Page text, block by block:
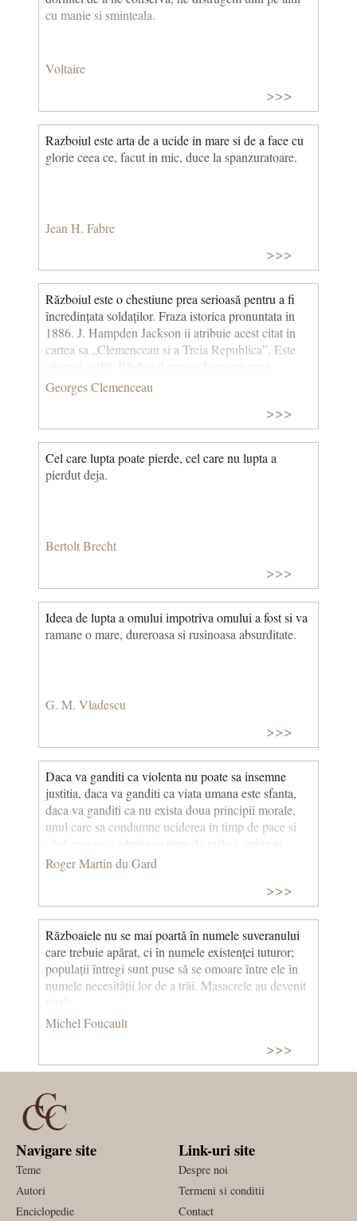
cu manie si sminteala.
Voltaire
>>>
Razboiul este arta de a ucide in mare si de a face cu
glorie ceea ce, facut in mic, duce la spanzuratoare.
Jean H. Fabre
>>>
Războiul este o chestiune prea serioasă pentru a fi
încredințata soldaților. Fraza istorica pronuntata in
1886. J. Hampden Jackson ii atribuie acest citat in
cartea sa „Clemenceau si a Treia Republica”. Este
citata si astfel: Războiul este o chestiune prea
serioasă pentru a fi încredințata generalilor”. Uneori
este atribuita lui Talleyrand si Briand. © CCC
Georges Clemenceau
>>>
Cel care lupta poate pierde, cel care nu lupta a
pierdut deja.
Bertolt Brecht
>>>
Ideea de lupta a omului impotriva omului a fost si va
ramane o mare, dureroasa si rusinoasa absurditate.
G. M. Vladescu
>>>
Daca va ganditi ca violenta nu poate sa insemne
justitia, daca va ganditi ca viata umana este sfanta,
daca va ganditi ca nu exista doua principii morale,
unul care sa condamne uciderea in timp de pace si
altul care sa o admita in timp de razboi, refuzati
razboiul.
Roger Martin du Gard
>>>
Războaiele nu se mai poartă în numele suveranului
care trebuie apărat, ci în numele existenței tuturor;
populații întregi sunt puse să se omoare între ele în
numele necesității lor de a trăi. Masacrele au devenit
Michel Foucault
>>>
Navigare site
Teme
Autori
Enciclopedie
Link-uri site
Despre noi
Termeni si conditii
Contact